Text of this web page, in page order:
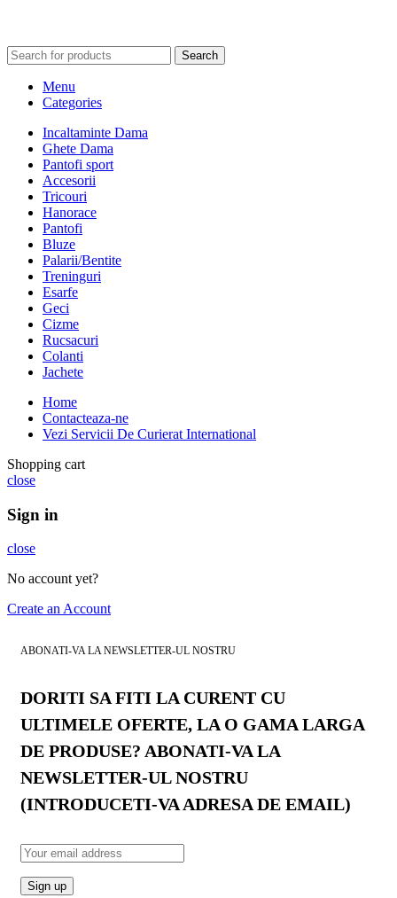
Search
Menu
Categories
Incaltaminte Dama
Ghete Dama
Pantofi sport
Accesorii
Tricouri
Hanorace
Pantofi
Bluze
Palarii/Bentite
Treninguri
Esarfe
Geci
Cizme
Rucsacuri
Colanti
Jachete
Home
Contacteaza-ne
Vezi Servicii De Curierat International
Shopping cart
close
Sign in
close
No account yet?
Create an Account
ABONATI-VA LA NEWSLETTER-UL NOSTRU
DORITI SA FITI LA CURENT CU
ULTIMELE OFERTE, LA O GAMA LARGA
DE PRODUSE? ABONATI-VA LA
NEWSLETTER-UL NOSTRU
(INTRODUCETI-VA ADRESA DE EMAIL)